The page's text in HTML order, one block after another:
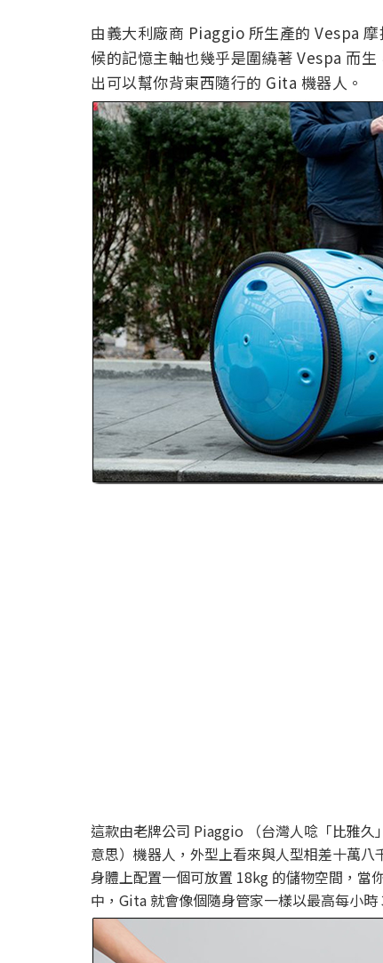
由義大利廠商 Piaggio 所生產的 Vespa
候的記憶主軸也幾乎是圍繞著 Vespa 而
出可以幫你背東西隨行的 Gita 機器人。
這款由老牌公司 Piaggio （台灣人唸「比雅
意思）機器人，外型上看來與人型相差十萬
身體上配置一個可放置 18kg 的儲物空間，當
中，Gita 就會像個隨身管家一樣以最高每小